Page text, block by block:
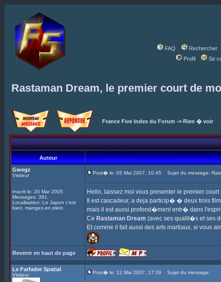
FAQ
Rechercher
Profil
Se
Rastaman Dream, le premier court de
France Five Index du Forum -> Rien � voir
Auteur
Gwegz
Visiteur
Inscrit le: 20 Mar 2005
Messages: 381
Localisation: Le Japon c'est
bien, mangez-en plein.
Post� le: 05 Mai 2007, 10:45 Sujet du message:
Hello, laissez moi vous presenter le premier
Il est cascadeur, a deja particip� � deux trois
mais il est aussi profond�ment entr� dans
Ce Rastaman Dream (avec ses qualit�s et ses
Et comme il fait aussi des arts martiaux, si vous
Revenir en haut de page
Le Farfadet Spatial
Visiteur Post� le: 12 Mai 2007, 17:39 Sujet du message: